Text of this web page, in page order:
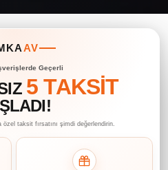
AV
Geçerli
5 TAKSİT
taksit fırsatını şimdi değerlendirin.